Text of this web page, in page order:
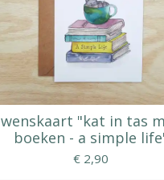
wenskaart "kat in tas
boeken - a simple
€ 2,90